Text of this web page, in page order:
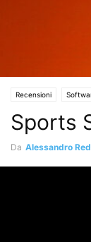
Recensioni
Sports
Da Alessandro